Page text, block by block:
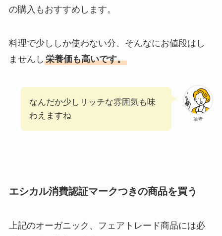
の購入もおすすめします。
料理で少ししか使わない分、そんなにお値段はし
ませんし 栄養価も高いです。
筆者
なんだか少しリッチな雰囲気も味
わえますね
エシカル消費認証マークつきの商品を買う
上記のオーガニック、フェアトレード商品には必